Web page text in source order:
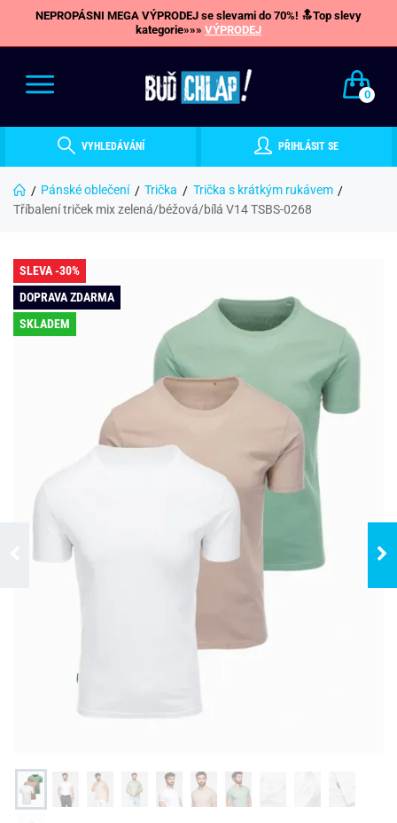
NEPROPÁSNI MEGA VÝPRODEJ se slevami do 70%! 🔝Top slevy
kategorie»»» VÝPRODEJ
0
VYHLEDÁVÁNÍ PŘIHLÁSIT SE
Pánské oblečení Trička
Trička s krátkým rukávem
Tříbalení triček mix zelená/béžová/bílá V14 TSBS-0268
SLEVA -30%
DOPRAVA ZDARMA
SKLADEM